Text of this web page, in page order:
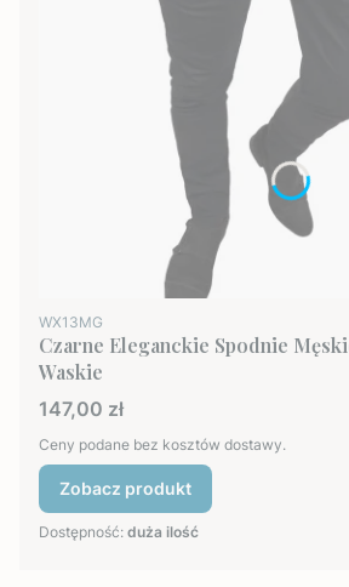
Kod produktu
WX13MG
Czarne Eleganckie Spodnie
Waskie
Cena
147,00 zł
Ceny podane bez kosztów dostawy.
Zobacz produkt
Dostępność: duża ilość